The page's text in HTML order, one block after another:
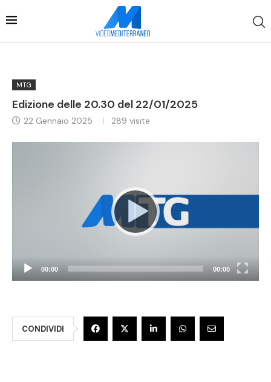
MTG
Edizione delle 20.30 del 22/01/2025
22 Gennaio 2025 289 visite
00:00 00:00
CONDIVIDI